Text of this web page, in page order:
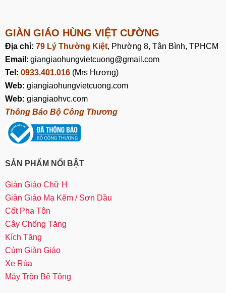
GIÀN GIÁO HÙNG VIỆT CƯỜNG
Địa chỉ: 79 Lý Thường Kiệt, Phường 8, Tân Bình, TPHCM
Email : giangiaohungvietcuong@gmail.com
Tel: 0933.401.016 (Mrs Hương)
Web: giangiaohungvietcuong.com
Web: giangiaohvc.com
Thông Báo Bộ Công Thương
SẢN PHẨM NỔI BẬT
Giàn Giáo Chữ H
Giàn Giáo Mạ Kẽm / Sơn Dầu
Cốt Pha Tôn
Cây Chống Tăng
Kích Tăng
Cùm Giàn Giáo
Xe Rùa
Máy Trộn Bê Tông